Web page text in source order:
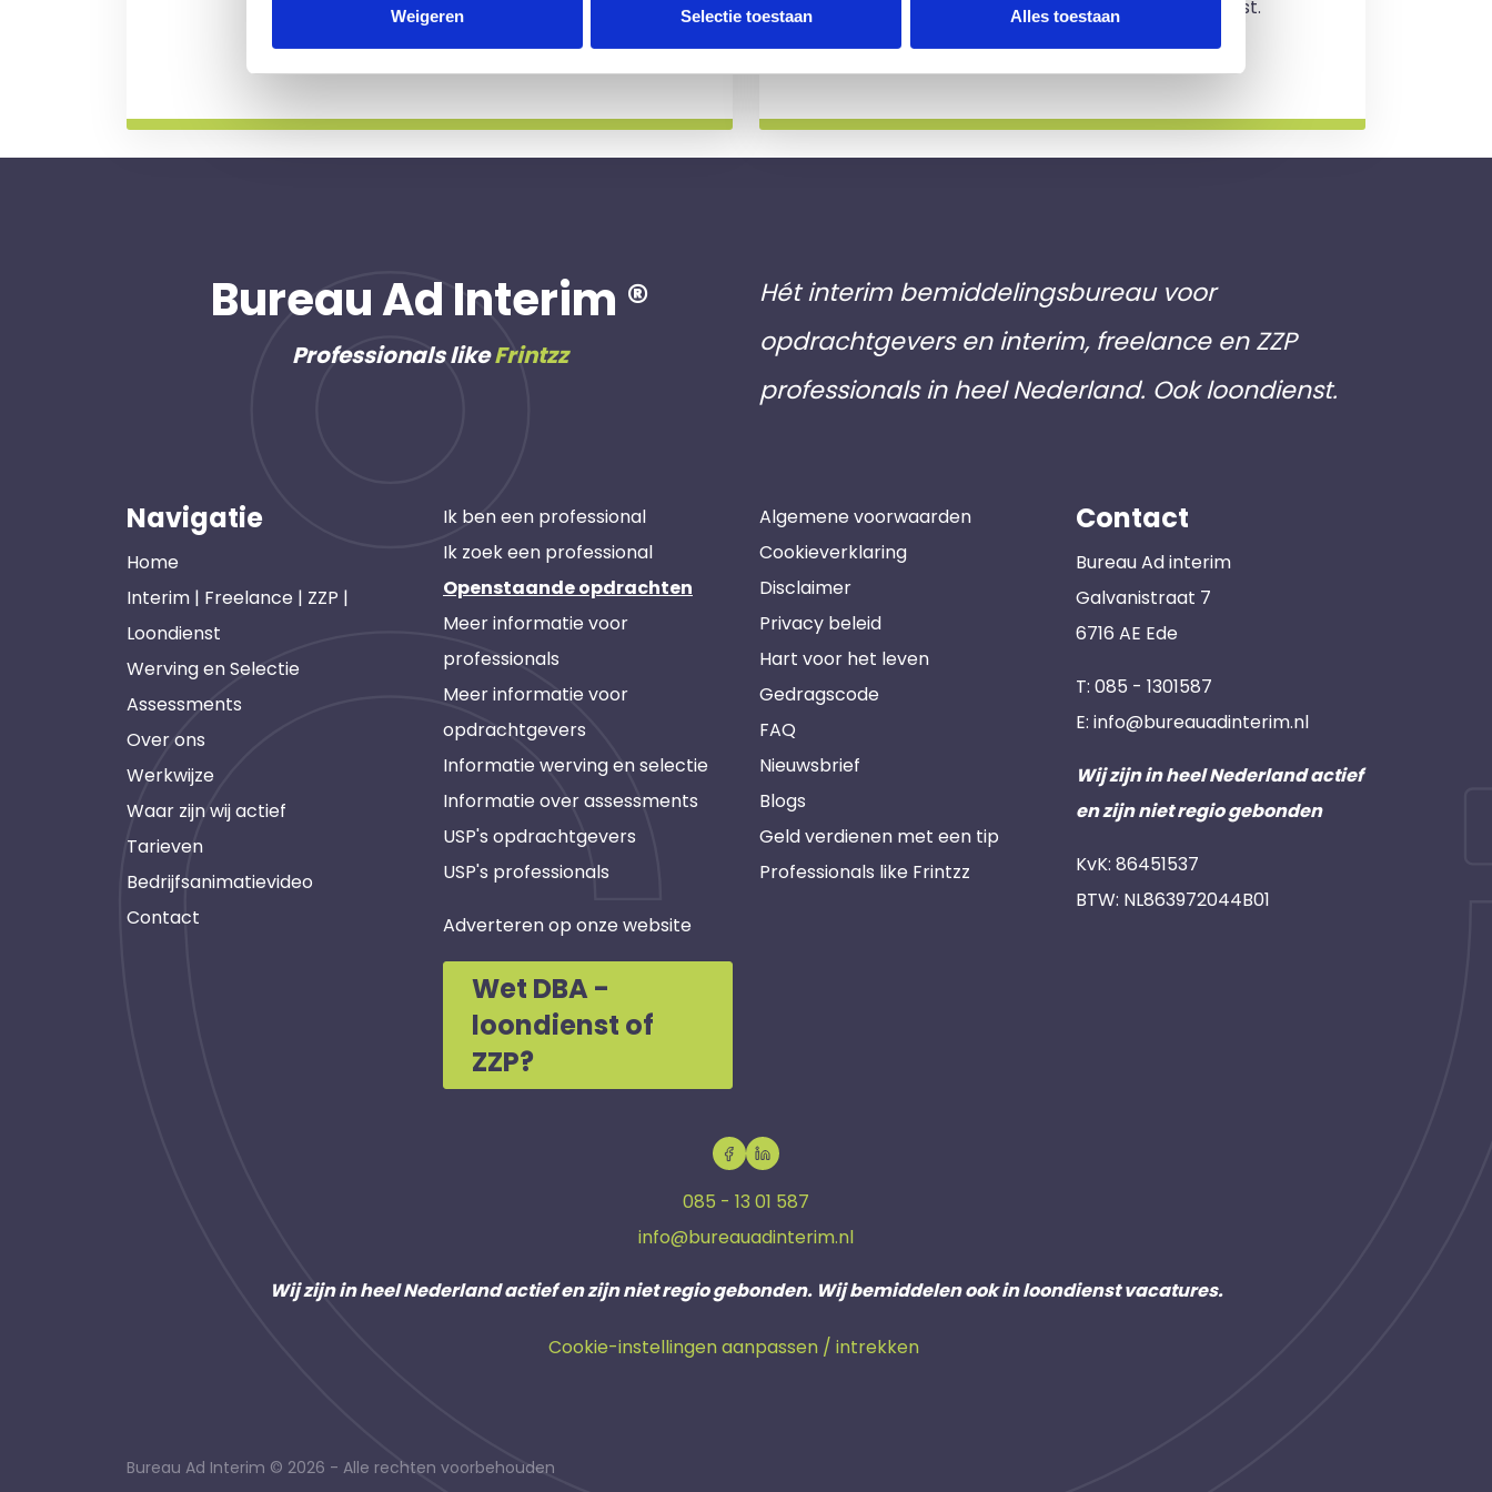
Weigeren Selectie toestaan Alles toestaan
professional voor u aan de slag gaat.
aan inschrijving en je zit nergens aan vast.
Bureau Ad Interim ®
Professionals likeFrintzz
Hét interim bemiddelingsbureau voor
opdrachtgevers en interim, freelance en ZZP
professionals in heel Nederland. Ook loondienst.
Navigatie
Home
Interim | Freelance | ZZP |
Loondienst
Werving en Selectie
Assessments
Over ons
Werkwijze
Waar zijn wij actief
Tarieven
Bedrijfsanimatievideo
Contact
Ik ben een professional
Ik zoek een professional
Openstaande opdrachten
Meer informatie voor
professionals
Meer informatie voor
opdrachtgevers
Informatie werving en selectie
Informatie over assessments
USP's opdrachtgevers
USP's professionals
Adverteren op onze website
Wet DBA -
loondienst of
ZZP?
Algemene voorwaarden
Cookieverklaring
Disclaimer
Privacy beleid
Hart voor het leven
Gedragscode
FAQ
Nieuwsbrief
Blogs
Geld verdienen met een tip
Professionals like Frintzz
Contact
Bureau Ad interim
Galvanistraat 7
6716 AE Ede
T: 085 - 1301587
E: info@bureauadinterim.nl
Wij zijn in heel Nederland actief
en zijn niet regio gebonden
KvK: 86451537
BTW: NL863972044B01
085 - 13 01 587
info@bureauadinterim.nl
Wij zijn in heel Nederland actief en zijn niet regio gebonden. Wij bemiddelen ook in loondienst vacatures.
Cookie-instellingen aanpassen / intrekken
Bureau Ad Interim © 2026 - Alle rechten voorbehouden